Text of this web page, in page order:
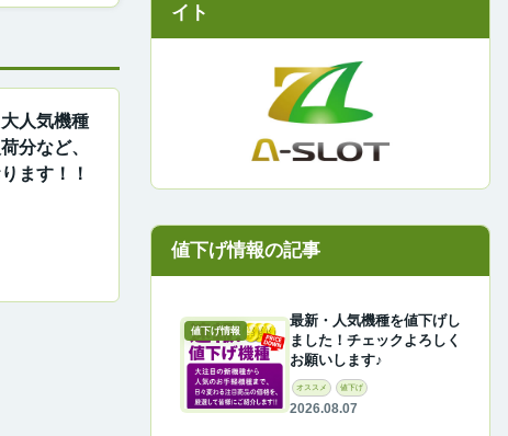
人気機種
分など、
ます！！
イト
値下げ情報
最新・人気機種を値下げし
ました！チェックよろしく
お願いします♪
オススメ 値下げ
2026.08.07